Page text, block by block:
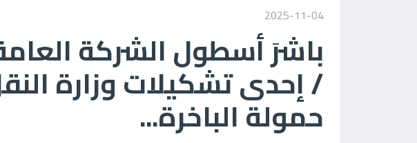
2025-11-04
باشرَ أسطول الشركة
/ إحدى تشكيلات وزارة
حمولة الباخرة...